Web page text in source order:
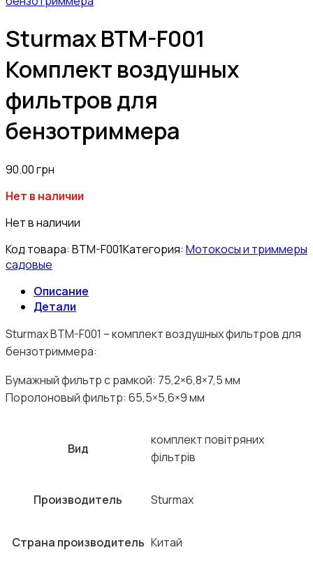
Sturmax BTM-F001
Комплект воздушных
фильтров для
бензотриммера
90.00грн
Нет в наличии
Нет в наличии
Код товара: BTM-F001Категория: Мотокосы и триммеры
садовые
Описание
Детали
Sturmax BTM-F001 – комплект воздушных фильтров для
бензотриммера:
Бумажный фильтр с рамкой: 75,2×6,8×7,5 мм
Поролоновый фильтр: 65,5×5,6×9 мм
Вид
комплект повітряних
фільтрів
Производитель Sturmax
Страна производитель Китай